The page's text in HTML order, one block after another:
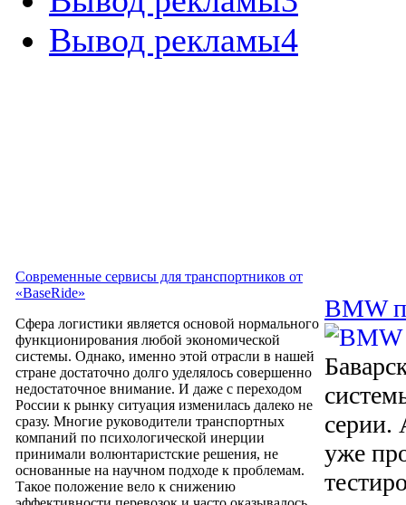
Вывод рекламы4
Современные сервисы для транспортников от
«BaseRide»
Сфера логистики является основой нормального
функционирования любой экономической
системы. Однако, именно этой отрасли в нашей
стране достаточно долго уделялось совершенно
недостаточное внимание. И даже с переходом
России к рынку ситуация изменилась далеко не
сразу. Многие руководители транспортных
компаний по психологической инерции
принимали волюнтаристские решения, не
основанные на научном подходе к проблемам.
Такое положение вело к снижению
BMW
серии.
уже